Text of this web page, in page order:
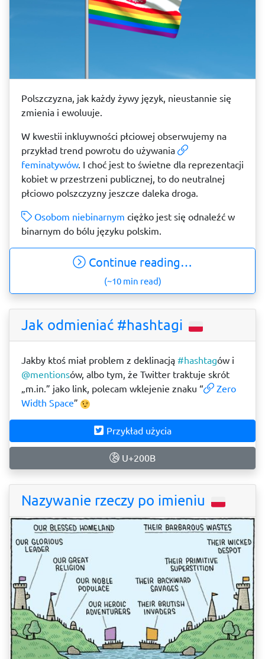
Polszczyzna, jak każdy żywy język, nieustannie się
zmienia i ewoluuje.
W kwestii inkluywności płciowej obserwujemy na
przykład trend powrotu do używania
feminatywów. I choć jest to świetne dla reprezentacji
kobiet w przestrzeni publicznej, to do neutralnej
płciowo polszczyzny jeszcze daleka droga.
Osobom niebinarnym ciężko jest się odnaleźć w
binarnym do bólu języku polskim.
Continue reading…
(~10 min read)
Jak odmieniać #hashtagi
Jakby ktoś miał problem z deklinacją #hashtag​ów i
@mentions​ów, albo tym, że Twitter traktuje skrót
„m.in.” jako link, polecam wklejenie znaku “
Zero
Width Space”
Przykład użycia
U+200B
Nazywanie rzeczy po imieniu